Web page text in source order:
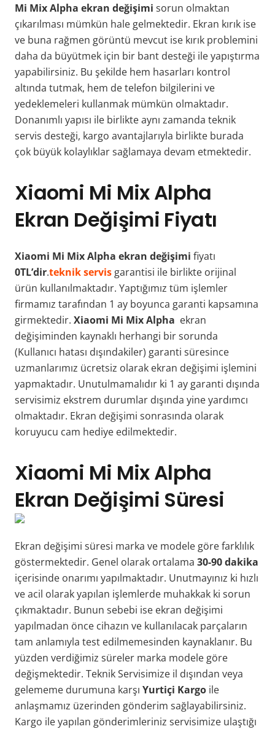
Mi Mix Alpha ekran değişimi sorun olmaktan
çıkarılması mümkün hale gelmektedir. Ekran kırık ise
ve buna rağmen görüntü mevcut ise kırık problemini
daha da büyütmek için bir bant desteği ile yapıştırma
yapabilirsiniz. Bu şekilde hem hasarları kontrol
altında tutmak, hem de telefon bilgilerini ve
yedeklemeleri kullanmak mümkün olmaktadır.
Donanımlı yapısı ile birlikte aynı zamanda teknik
servis desteği, kargo avantajlarıyla birlikte burada
çok büyük kolaylıklar sağlamaya devam etmektedir.
Xiaomi Mi Mix Alpha
Ekran Değişimi Fiyatı
Xiaomi Mi Mix Alpha ekran değişimi fiyatı
0TL’dir.teknik servis garantisi ile birlikte orijinal
ürün kullanılmaktadır. Yaptığımız tüm işlemler
firmamız tarafından 1 ay boyunca garanti kapsamına
girmektedir. Xiaomi Mi Mix Alpha ekran
değişiminden kaynaklı herhangi bir sorunda
(Kullanıcı hatası dışındakiler) garanti süresince
uzmanlarımız ücretsiz olarak ekran değişimi işlemini
yapmaktadır. Unutulmamalıdır ki 1 ay garanti dışında
servisimiz ekstrem durumlar dışında yine yardımcı
olmaktadır. Ekran değişimi sonrasında olarak
koruyucu cam hediye edilmektedir.
Xiaomi Mi Mix Alpha
Ekran Değişimi Süresi
Ekran değişimi süresi marka ve modele göre farklılık
göstermektedir. Genel olarak ortalama 30-90 dakika
içerisinde onarımı yapılmaktadır. Unutmayınız ki hızlı
ve acil olarak yapılan işlemlerde muhakkak ki sorun
çıkmaktadır. Bunun sebebi ise ekran değişimi
yapılmadan önce cihazın ve kullanılacak parçaların
tam anlamıyla test edilmemesinden kaynaklanır. Bu
yüzden verdiğimiz süreler marka modele göre
değişmektedir. Teknik Servisimize il dışından veya
gelememe durumuna karşı Yurtiçi Kargo ile
anlaşmamız üzerinden gönderim sağlayabilirsiniz.
Kargo ile yapılan gönderimleriniz servisimize ulaştığı